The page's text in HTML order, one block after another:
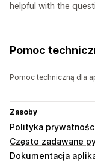
helpful with the
Pomoc
Pomoc techniczną dla
Zasoby
Polityka
Często zadawane
Dokumentacja